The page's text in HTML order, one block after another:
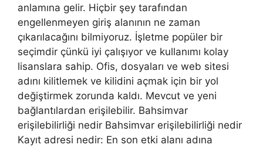
anlamına gelir. Hiçbir şey tarafından
engellenmeyen giriş alanının ne zaman
çıkarılacağını bilmiyoruz. İşletme popüler bir
seçimdir çünkü iyi çalışıyor ve kullanımı kolay
lisanslara sahip. Ofis, dosyaları ve web sitesi
adını kilitlemek ve kilidini açmak için bir yol
değiştirmek zorunda kaldı. Mevcut ve yeni
bağlantılardan erişilebilir. Bahsimvar
erişilebilirliği nedir Bahsimvar erişilebilirliği nedir
Kayıt adresi nedir: En son etki alanı adına